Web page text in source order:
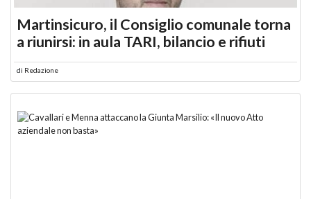
Martinsicuro, il Consiglio comunale torna
a riunirsi: in aula TARI, bilancio e rifiuti
di Redazione